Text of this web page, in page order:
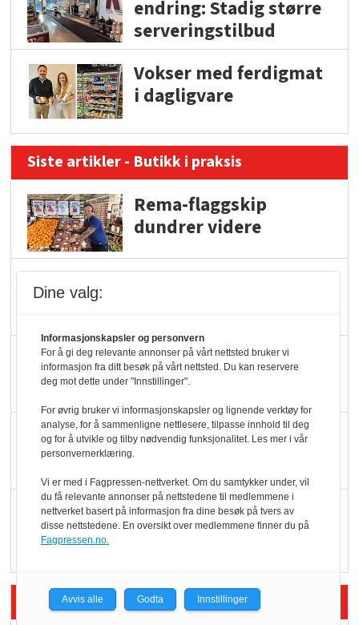
endring: Stadig større
serveringstilbud
Vokser med ferdigmat
i dagligvare
Siste artikler - Butikk i praksis
Rema-flaggskip
dundrer videre
Færre varer, men fulle
hyller
KI lager mat i butikken
Q passerte 1 milliard i
Rema i 2025
Siste artikler - Økologisk
Dine valg:
Informasjonskapsler og personvern
For å gi deg relevante annonser på vårt nettsted bruker vi
informasjon fra ditt besøk på vårt nettsted. Du kan reservere
deg mot dette under "Innstillinger".
For øvrig bruker vi informasjonskapsler og lignende verktøy for
analyse, for å sammenligne nettlesere, tilpasse innhold til deg
og for å utvikle og tilby nødvendig funksjonalitet. Les mer i vår
personvernerklæring.
Vi er med i Fagpressen-nettverket. Om du samtykker under, vil
du få relevante annonser på nettstedene til medlemmene i
nettverket basert på informasjon fra dine besøk på tvers av
disse nettstedene. En oversikt over medlemmene finner du på
Fagpressen.no.
Avvis alle Godta Innstillinger